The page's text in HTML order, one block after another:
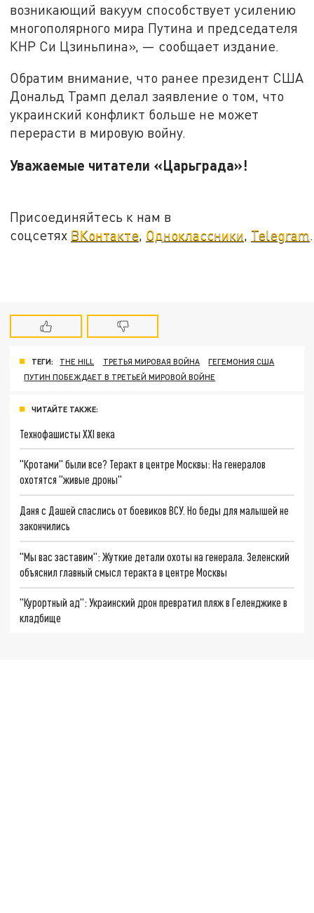
возникающий вакуум способствует усилению
многополярного мира Путина и председателя
КНР Си Цзиньпина», — сообщает издание.
Обратим внимание, что ранее президент США
Дональд Трамп делал заявление о том, что
украинский конфликт больше не может
перерасти в мировую войну.
Уважаемые читатели «Царьграда»!
Присоединяйтесь к нам в
соцсетях ВКонтакте Одноклассники Telegram
ТЕГИ: THE HILL ТРЕТЬЯ МИРОВАЯ ВОЙНА
ГЕГЕМОНИЯ США
ПУТИН ПОБЕЖДАЕТ В ТРЕТЬЕЙ МИРОВОЙ ВОЙНЕ
ЧИТАЙТЕ ТАКЖЕ:
Технофашисты XXI века
"Кротами" были все? Теракт в центре Москвы: На генералов
охотятся "живые дроны"
Даня с Дашей спаслись от боевиков ВСУ. Но беды для малышей не
закончились
"Мы вас заставим": Жуткие детали охоты на генерала. Зеленский
объяснил главный смысл теракта в центре Москвы
"Курортный ад": Украинский дрон превратил пляж в Геленджике в
кладбище